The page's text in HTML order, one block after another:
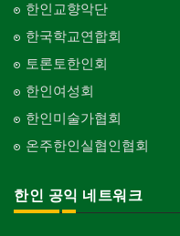
한인교향악단
한국학교연합회
토론토한인회
한인여성회
한인미술가협회
온주한인실협인협회
한인 공익 네트워크